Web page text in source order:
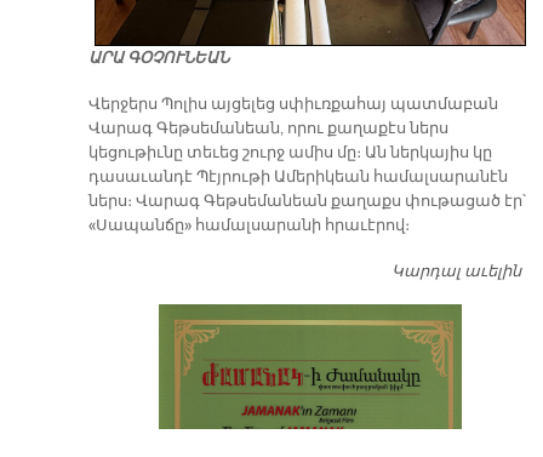
ԱՐԱ ԳՕՉՈՒՆԵԱՆ
Վերջերս Պոլիս այցելեց սփիւռքահայ պատմաբան
Վարագ Գեթսեմանեան, որու քաղաքէս ներս
կեցութիւնը տեւեց շուրջ ամիս մը։ Ան ներկայիս կը
դասաւանդէ Պէյրութի Ամերիկեան համալսարանէն
ներս։ Վարագ Գեթսեմանեան քաղաքս փութացած էր՝
«Սապանճը» համալսարանի հրաւէրով։
Կարդալ աւելին